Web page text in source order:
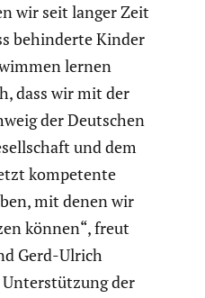
wir seit langer Zeit
behin­derte Kinder
lernen
dass wir mit der
der Deutschen
und dem
kompe­tente
mit denen wir
können“, freut
Gerd-Ulrich
der